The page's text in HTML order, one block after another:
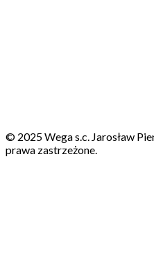
© 2025 Wega s.c. Jarosław
prawa zastrzeżone.